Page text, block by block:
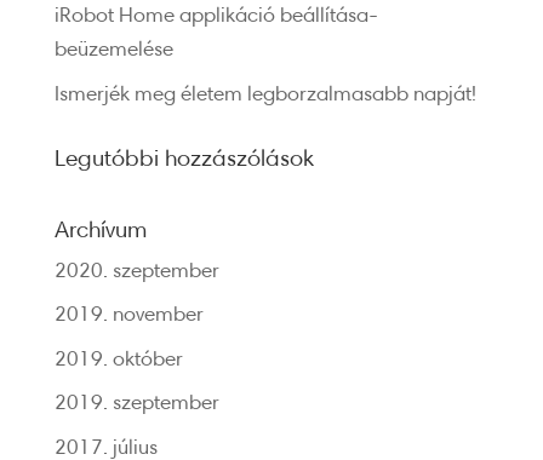
iRobot Home applikáció beállítása-
beüzemelése
Ismerjék meg életem legborzalmasabb napját!
Legutóbbi hozzászólások
Archívum
2020. szeptember
2019. november
2019. október
2019. szeptember
2017. július